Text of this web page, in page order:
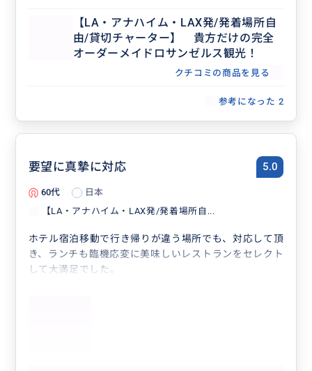
【LA・アナハイム・LAX発/発着場所自
由/貸切チャーター】 貴方だけの完全
オーダーメイドロサンゼルス観光！
クチコミの商品を見る
参考になった 2
要望に真摯に対応 5.0
60代
日本
【LA・アナハイム・LAX発/発着場所自...
ホテル宿泊移動で行き帰りが違う場所でも、対応して頂
き、ランチも臨機応変に美味しいレストランをセレクト
して大満足でした。